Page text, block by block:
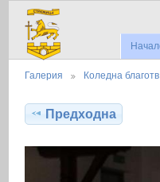
Галерия Коледна
Предходна